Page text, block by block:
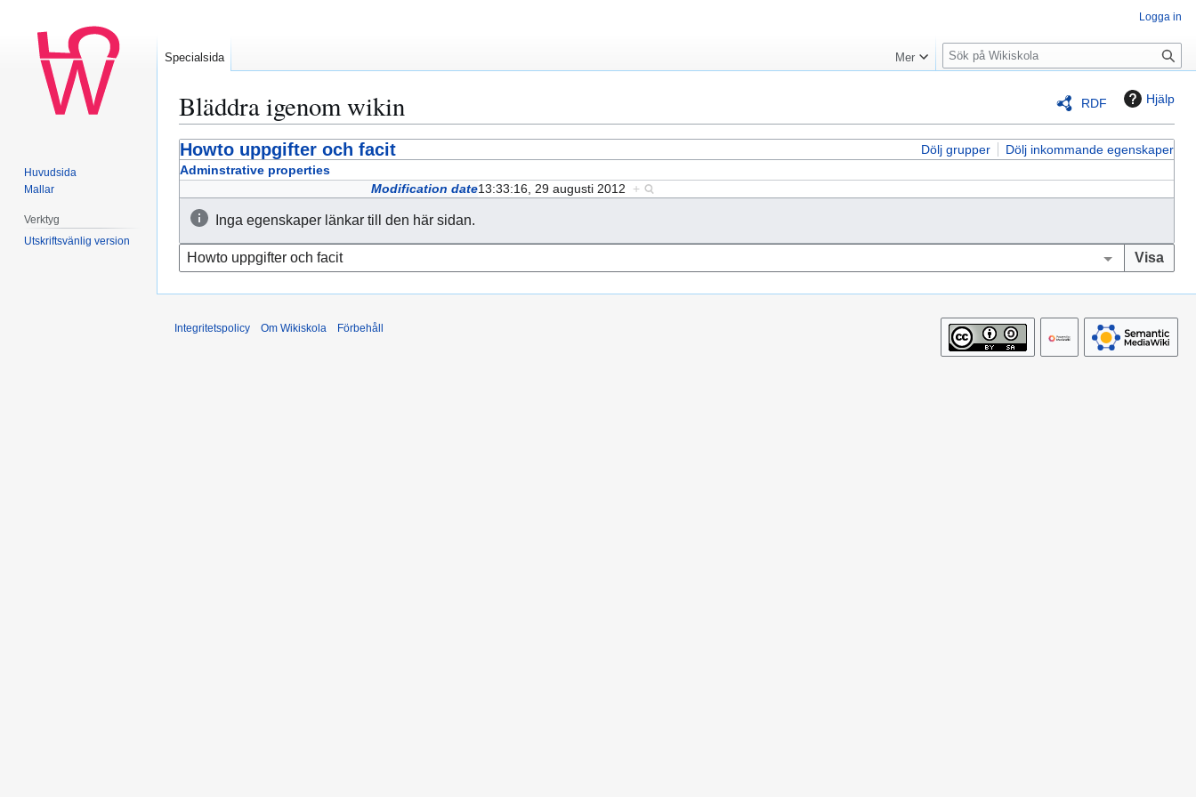
RDF Hjälp
Bläddra igenom wikin
Hoppa
till
Hoppa
till
Howto uppgifter och facit Dölj grupper
Dölj inkommande egenskaper
Adminstrative properties
Modification date13:33:16, 29 augusti 2012 +
Inga egenskaper länkar till den här sidan.
Logga in
Specialsida Mer
S
ö
Huvudsida
Mallar
Verktyg
Utskriftsvänlig version
Integritetspolicy Om Wikiskola Förbehåll